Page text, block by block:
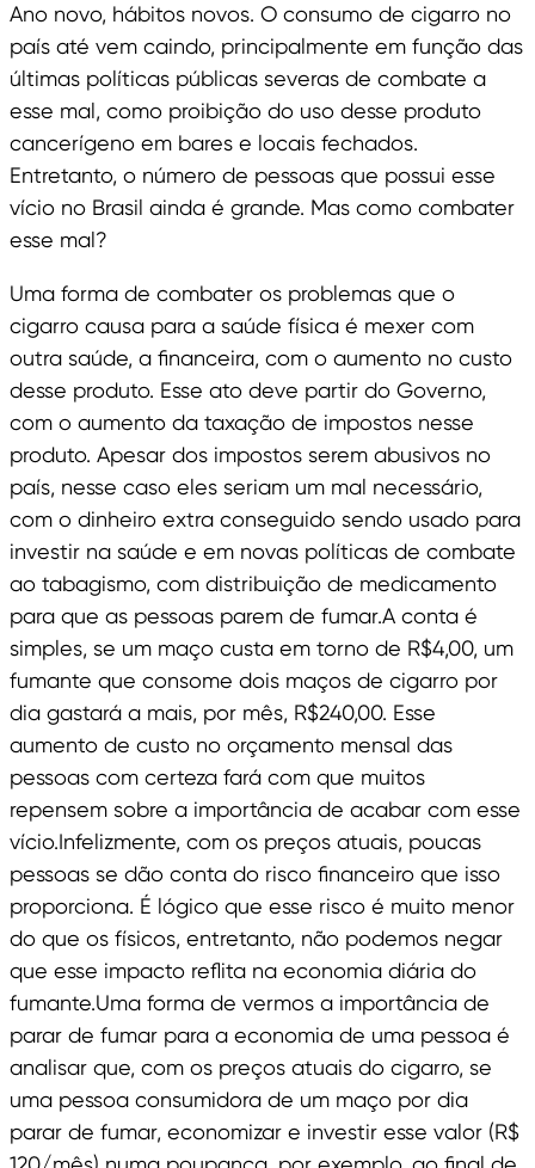
Ano novo, hábitos novos. O consumo de cigarro no
país até vem caindo, principalmente em função das
últimas políticas públicas severas de combate a
esse mal, como proibição do uso desse produto
cancerígeno em bares e locais fechados.
Entretanto, o número de pessoas que possui esse
vício no Brasil ainda é grande. Mas como combater
esse mal?
Uma forma de combater os problemas que o
cigarro causa para a saúde física é mexer com
outra saúde, a financeira, com o aumento no custo
desse produto. Esse ato deve partir do Governo,
com o aumento da taxação de impostos nesse
produto. Apesar dos impostos serem abusivos no
país, nesse caso eles seriam um mal necessário,
com o dinheiro extra conseguido sendo usado para
investir na saúde e em novas políticas de combate
ao tabagismo, com distribuição de medicamento
para que as pessoas parem de fumar.A conta é
simples, se um maço custa em torno de R$4,00, um
fumante que consome dois maços de cigarro por
dia gastará a mais, por mês, R$240,00. Esse
aumento de custo no orçamento mensal das
pessoas com certeza fará com que muitos
repensem sobre a importância de acabar com esse
vício.Infelizmente, com os preços atuais, poucas
pessoas se dão conta do risco financeiro que isso
proporciona. É lógico que esse risco é muito menor
do que os físicos, entretanto, não podemos negar
que esse impacto reflita na economia diária do
fumante.Uma forma de vermos a importância de
parar de fumar para a economia de uma pessoa é
analisar que, com os preços atuais do cigarro, se
uma pessoa consumidora de um maço por dia
parar de fumar, economizar e investir esse valor (R$